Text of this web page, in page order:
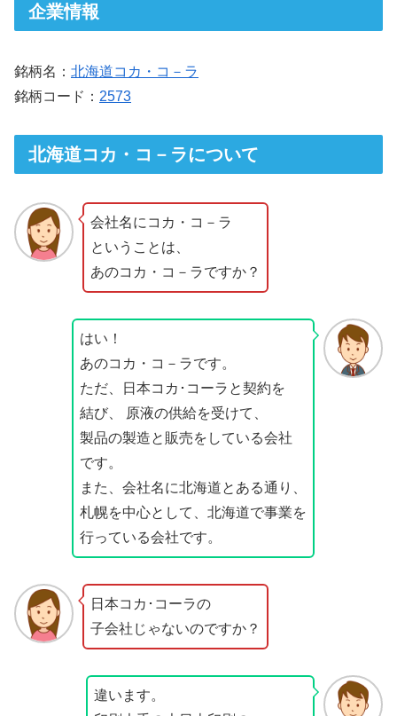
企業情報
銘柄名： 北海道コカ・コ－ラ
銘柄コード： 2573
北海道コカ・コ－ラについて
会社名にコカ・コ－ラ
ということは、
あのコカ・コ－ラですか？
はい！
あのコカ・コ－ラです。
ただ、日本コカ･コーラと契約を
結び、 原液の供給を受けて、
製品の製造と販売をしている会社
です。
また、会社名に北海道とある通り、
札幌を中心として、北海道で事業を
行っている会社です。
日本コカ･コーラの
子会社じゃないのですか？
違います。